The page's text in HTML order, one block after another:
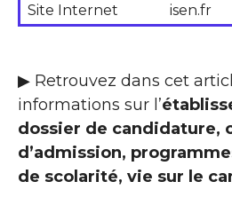
Site Internet
isen.fr
▶ Retrouvez dans cet
informations sur l’
dossier de candidature,
d’admission,
de scolarité, vie sur le